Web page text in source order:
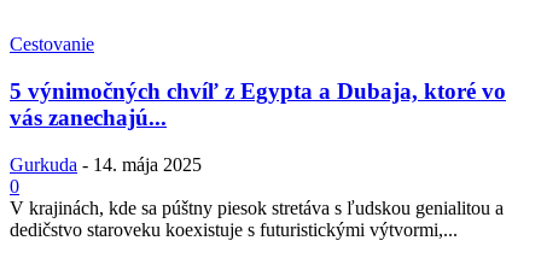
Cestovanie
5 výnimočných chvíľ z Egypta a Dubaja, ktoré vo
vás zanechajú...
Gurkuda - 14. mája 2025
0
V krajinách, kde sa púštny piesok stretáva s ľudskou genialitou a
dedičstvo staroveku koexistuje s futuristickými výtvormi,...